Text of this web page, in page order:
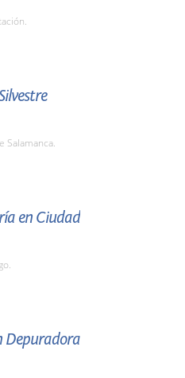
Salamanca.
en Ciudad
Depuradora